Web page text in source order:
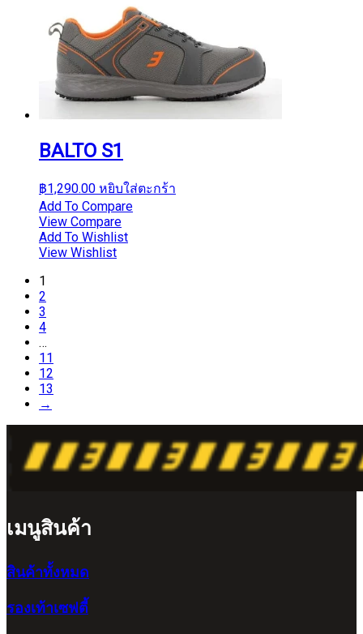
BALTO S1
฿1,290.00 หยิบใส่ตะกร้า
Add To Compare
View Compare
Add To Wishlist
View Wishlist
1
2
3
4
…
11
12
13
→
เมนูสินค้า
สินค้าทั้งหมด
รองเท้าเซฟตี้